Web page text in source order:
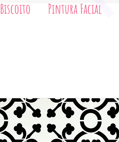
Biscoito Pintura Facial